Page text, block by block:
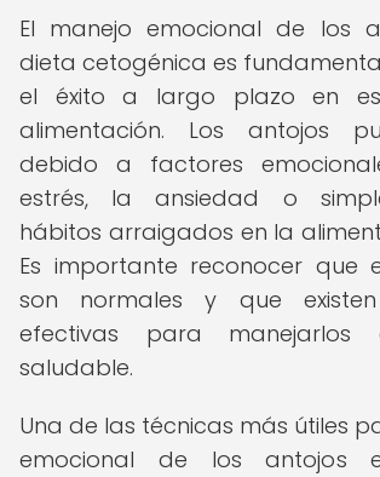
El manejo emocional de los
dieta cetogénica es
el éxito a largo plazo en
alimentación. Los antojos
debido a factores
estrés, la ansiedad o
hábitos arraigados en la
Es importante reconocer que
son normales y que
efectivas para manejarlos
saludable.
Una de las técnicas más útiles
emocional de los antojos